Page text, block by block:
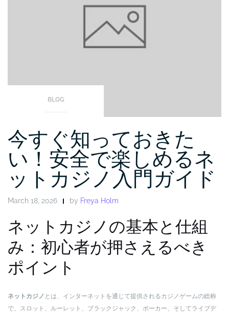
BLOG
今すぐ知っておきた
い！安全で楽しめるネ
ットカジノ入門ガイド
March 18, 2026 by Freya Holm
ネットカジノの基本と仕組
み：初心者が押さえるべき
ポイント
ネットカジノ とは、インターネットを通じて提供されるカジノゲームの総称
で、スロット、ルーレット、ブラックジャック、ポーカー、そしてライブデ